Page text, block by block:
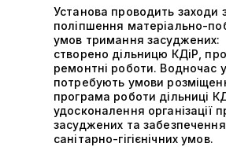
Установа проводить заходи
поліпшення матеріально-
умов тримання засуджених:
створено дільницю КДіР,
ремонтні роботи. Водночас
потребують умови
програма роботи дільниці
удосконалення організації
засуджених та забезпечення
санітарно-гігієнічних умов.